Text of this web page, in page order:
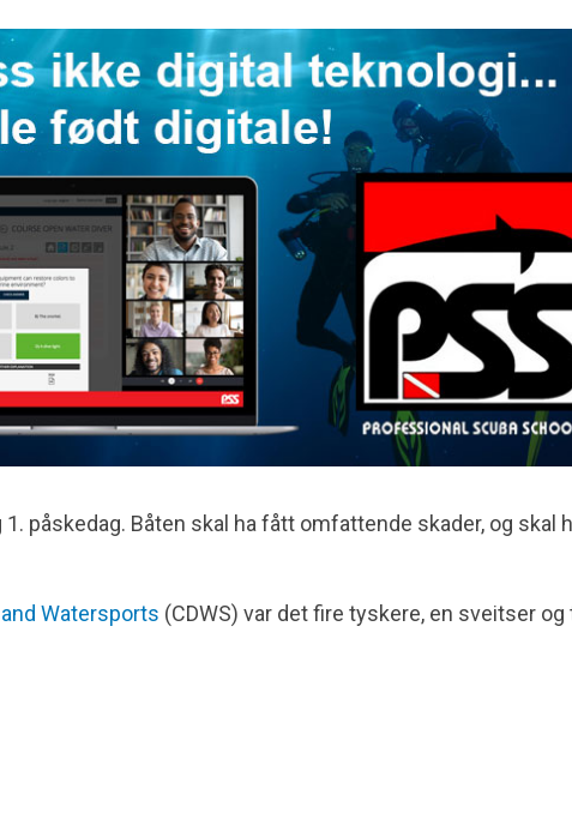
påskedag. Båten skal ha fått omfattende skader, og skal
Watersports (CDWS) var det fire tyskere, en sveitser og